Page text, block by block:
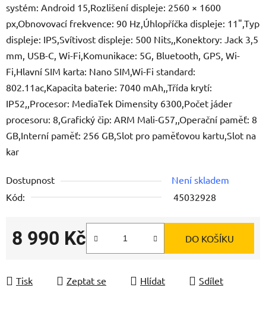
systém: Android 15,Rozlišení displeje: 2560 × 1600
px,Obnovovací frekvence: 90 Hz,Úhlopříčka displeje: 11",Typ
displeje: IPS,Svítivost displeje: 500 Nits,,Konektory: Jack 3,5
mm, USB-C, Wi-Fi,Komunikace: 5G, Bluetooth, GPS, Wi-
Fi,Hlavní SIM karta: Nano SIM,Wi-Fi standard:
802.11ac,Kapacita baterie: 7040 mAh,,Třída krytí:
IP52,,Procesor: MediaTek Dimensity 6300,Počet jáder
procesoru: 8,Grafický čip: ARM Mali-G57,,Operační paměť: 8
GB,Interní paměť: 256 GB,Slot pro paměťovou kartu,Slot na
kar
Dostupnost
Není skladem
Kód:
45032928
8 990 Kč DO KOŠÍKU
Tisk Zeptat se Hlídat Sdílet